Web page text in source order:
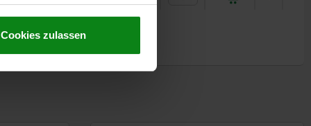
Cookies zulassen